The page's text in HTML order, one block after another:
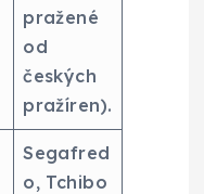
pražené
od
českých
pražíren).
Segafred
o, Tchibo